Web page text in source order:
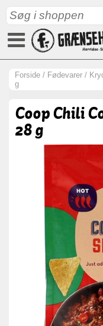
Forside / Fødevarer /
g
Coop Chili
28 g